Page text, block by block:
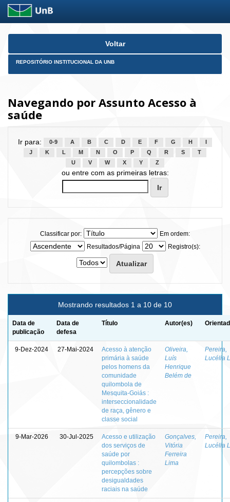
Skip
Voltar
REPOSITÓRIO INSTITUCIONAL DA UNB
Navegando por Assunto Acesso à
saúde
Ir para: 0-9 A B C D E F G H
J
K L M N O P Q R S
T
U
V W X Y Z
ou entre com as primeiras letras:
Classificar por:
Em ordem:
Resultados/Página
Registro(s):
Mostrando resultados 1 a 10 de 10
Data de
publicação
Data de
defesa
Título Autor(es)
9-Dez-2024 27-Mai-2024
Acesso à atenção
primária à saúde
pelos homens da
comunidade
quilombola de
Mesquita-Goiás :
interseccionalidade
de raça, gênero e
classe social
Oliveira,
Luís
Henrique
Belém de
Pereira,
Lucélia
9-Mar-2026 30-Jul-2025
Acesso e utilização
dos serviços de
saúde por
quilombolas :
percepções sobre
desigualdades
raciais na saúde
Gonçalves,
Vitória
Ferreira
Lima
Pereira,
Lucélia